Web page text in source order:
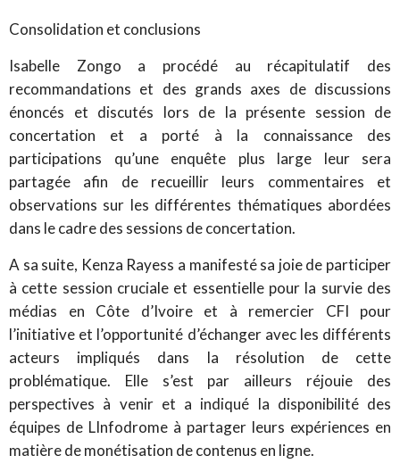
Consolidation et conclusions
Isabelle Zongo a procédé au récapitulatif des
recommandations et des grands axes de discussions
énoncés et discutés lors de la présente session de
concertation et a porté à la connaissance des
participations qu’une enquête plus large leur sera
partagée afin de recueillir leurs commentaires et
observations sur les différentes thématiques abordées
dans le cadre des sessions de concertation.
A sa suite, Kenza Rayess a manifesté sa joie de participer
à cette session cruciale et essentielle pour la survie des
médias en Côte d’Ivoire et à remercier CFI pour
l’initiative et l’opportunité d’échanger avec les différents
acteurs impliqués dans la résolution de cette
problématique. Elle s’est par ailleurs réjouie des
perspectives à venir et a indiqué la disponibilité des
équipes de LInfodrome à partager leurs expériences en
matière de monétisation de contenus en ligne.